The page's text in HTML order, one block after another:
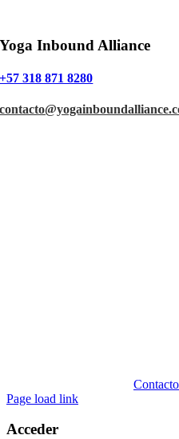
Yoga Inbound Alliance
+57 318 871 8280
Contacto
Page load link
Acceder